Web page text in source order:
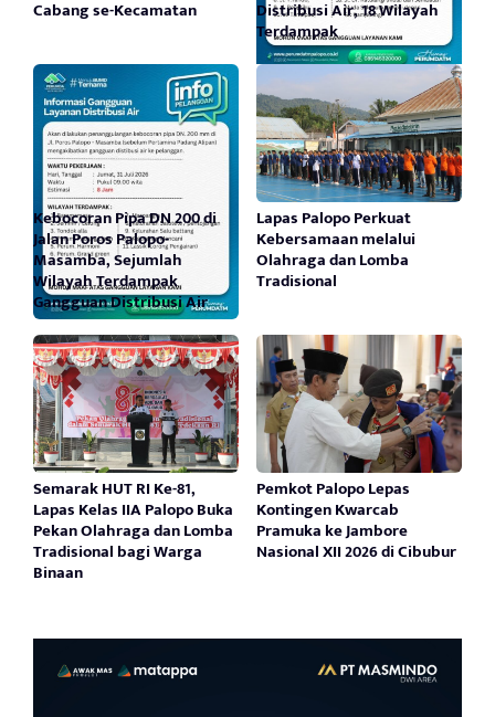
Cabang se-Kecamatan Distribusi Air, 18 Wilayah
Terdampak
Kebocoran Pipa DN 200 di
Jalan Poros Palopo-
Masamba, Sejumlah
Wilayah Terdampak
Gangguan Distribusi Air
Lapas Palopo Perkuat
Kebersamaan melalui
Olahraga dan Lomba
Tradisional
Semarak HUT RI Ke-81,
Lapas Kelas IIA Palopo Buka
Pekan Olahraga dan Lomba
Tradisional bagi Warga
Binaan
Pemkot Palopo Lepas
Kontingen Kwarcab
Pramuka ke Jambore
Nasional XII 2026 di Cibubur